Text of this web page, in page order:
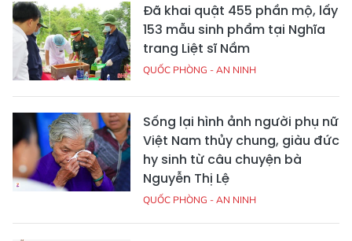
Đã khai quật 455 phần mộ, lấy
153 mẫu sinh phẩm tại Nghĩa
trang Liệt sĩ Nầm
QUỐC PHÒNG - AN NINH
Sống lại hình ảnh người phụ nữ
Việt Nam thủy chung, giàu đức
hy sinh từ câu chuyện bà
Nguyễn Thị Lệ
QUỐC PHÒNG - AN NINH